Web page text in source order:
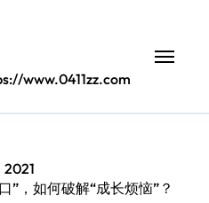
www.0411zz.com
2021
”，如何破解“成长烦恼”？